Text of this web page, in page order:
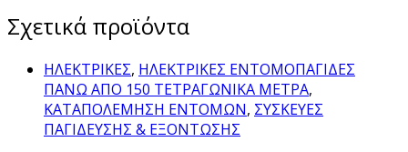
Σχετικά προϊόντα
ΗΛΕΚΤΡΙΚΕΣ, ΗΛΕΚΤΡΙΚΕΣ ΕΝΤΟΜΟΠΑΓΙΔΕΣ
ΠΑΝΩ ΑΠΟ 150 ΤΕΤΡΑΓΩΝΙΚΑ ΜΕΤΡΑ,
ΚΑΤΑΠΟΛΕΜΗΣΗ ΕΝΤΟΜΩΝ, ΣΥΣΚΕΥΕΣ
ΠΑΓΙΔΕΥΣΗΣ & ΕΞΟΝΤΩΣΗΣ